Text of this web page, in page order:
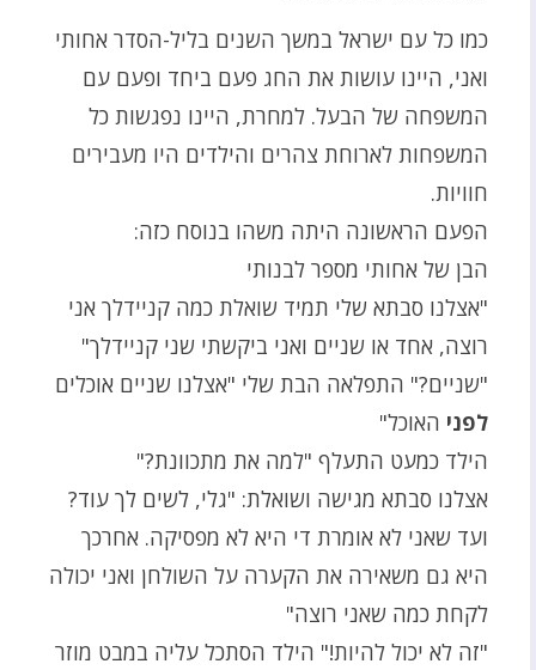
כמו כל עם ישראל במשך השנים בליל-הסדר אחותי
ואני, היינו עושות את החג פעם ביחד ופעם עם
המשפחה של הבעל. למחרת, היינו נפגשות כל
המשפחות לארוחת צהרים והילדים היו מעבירים
חוויות.
הפעם הראשונה היתה משהו בנוסח כזה:
הבן של אחותי מספר לבנותי
"אצלנו סבתא שלי תמיד שואלת כמה קניידלך אני
רוצה, אחד או שניים ואני ביקשתי שני קניידלך"
"שניים?" התפלאה הבת שלי "אצלנו שניים אוכלים
לפני האוכל"
הילד כמעט התעלף "למה את מתכוונת?"
אצלנו סבתא מגישה ושואלת: "גלי, לשים לך עוד?
ועד שאני לא אומרת די היא לא מפסיקה. אחרכך
היא גם משאירה את הקערה על השולחן ואני יכולה
לקחת כמה שאני רוצה"
"זה לא יכול להיות!" הילד הסתכל עליה במבט מוזר